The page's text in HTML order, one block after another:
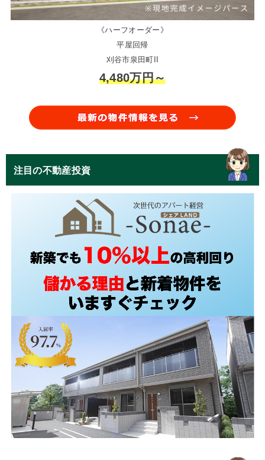
《ハーフオーダー》
平屋回帰
刈谷市泉田町II
4,480万円～
注目の不動産投資